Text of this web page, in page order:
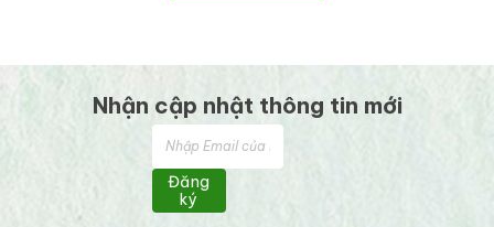
Nhận cập nhật thông tin mới
Đăng
ký